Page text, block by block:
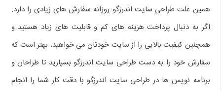
همین علت طراحی سایت اندرزگو روزانه سفارش های زیادی را دارد.
اگر به دنبال پرداخت هزینه های کم و قابلیت های زیاد هستید و
همچنین کیفیت بالایی را از سایت خودتان می خواهید، بهتر است که
سفارش خود را به دست طراحی سایت اندرزگو بسپارید تا طراحان و
برنامه نویس ها در طراحی سایت اندرزگو با دقت کار شما را انجام